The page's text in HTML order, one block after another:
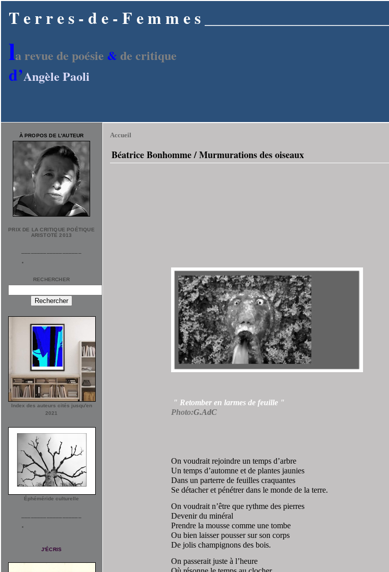
T e r r e s - d e - F e m m e s ________________________
la revue de poésie & de critique
d’Angèle Paoli
À PROPOS DE L'AUTEUR
PRIX DE LA CRITIQUE POÉTIQUE
ARISTOTE 2013
RECHERCHER
Index des auteurs cités jusqu'en
2021
Éphéméride culturelle
J'ÉCRIS
Accueil
Béatrice Bonhomme / Murmurations des oiseaux
" Retomber en larmes de feuille "
Photo:G.AdC
On voudrait rejoindre un temps d’arbre
Un temps d’automne et de plantes jaunies
Dans un parterre de feuilles craquantes
Se détacher et pénétrer dans le monde de la terre.
On voudrait n’être que rythme des pierres
Devenir du minéral
Prendre la mousse comme une tombe
Ou bien laisser pousser sur son corps
De jolis champignons des bois.
On passerait juste à l’heure